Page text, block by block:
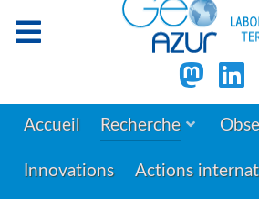
Accueil Recherche
Innovations Actions